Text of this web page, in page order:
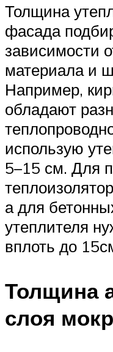
Толщина
фасада
зависимости
материала и
Например,
обладают
использую
5–15 см. Для
а для
утеплителя
вплоть до
Толщина
слоя